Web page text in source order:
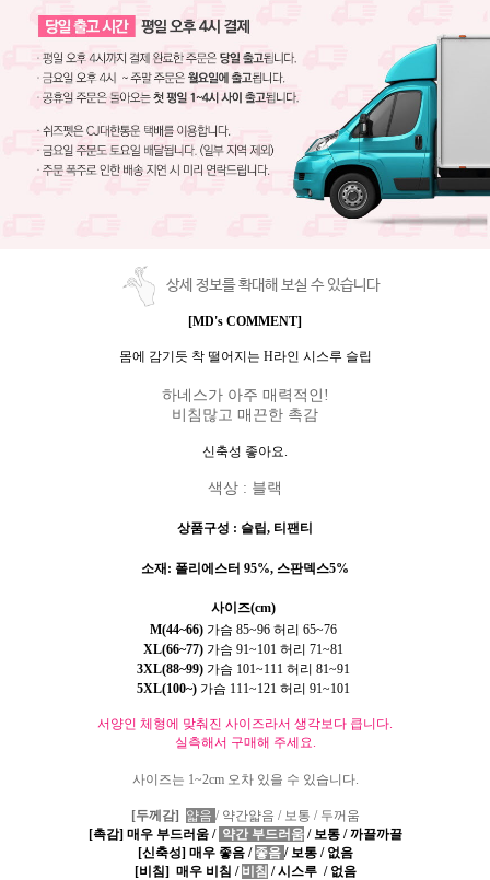
상세 정보를 확대해 보실 수 있습니다
[MD's COMMENT]
몸에 감기듯 착 떨어지는 H라인 시스루 슬립
하네스가 아주 매력적인!
비침많고 매끈한 촉감
신축성 좋아요.
색상 : 블랙
상품구성 : 슬립, 티팬티
소재: 폴리에스터 95%, 스판덱스5%
사이즈(cm)
M(44~66) 가슴 85~96 허리 65~76
XL(66~77) 가슴 91~101 허리 71~81
3XL(88~99) 가슴 101~111 허리 81~91
5XL(100~) 가슴 111~121 허리 91~101
서양인 체형에 맞춰진 사이즈라서 생각보다 큽니다.
실측해서 구매해 주세요.
사이즈는 1~2cm 오차 있을 수 있습니다.
[두께감] 얇음 / 약간얇음 / 보통 / 두꺼움
[촉감] 매우 부드러움/ 약간 부드러움/ 보통/까끌까끌
[신축성] 매우 좋음 / 좋음 / 보통/ 없음
[비침] 매우 비침 / 비침 /시스루/ 없음